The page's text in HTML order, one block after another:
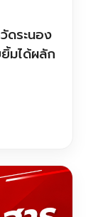
ดระนอง
มได้ผลัก